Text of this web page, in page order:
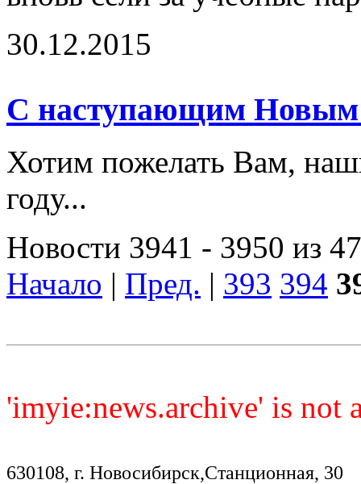
30.12.2015
С наступающим Новым
Хотим пожелать Вам,
году...
Новости 3941 - 3950 из
Начало | Пред. | 393 394
'imyie:news.archive' is not
630108, г. Новосибирск,Станционная, 30